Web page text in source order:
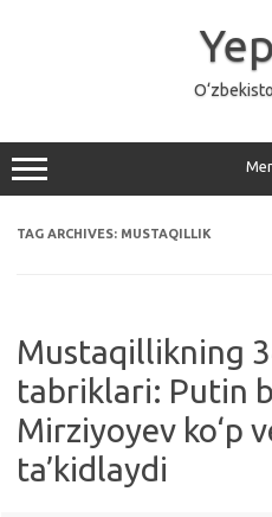
TAG ARCHIVES: MUSTAQILLIK
Mustaqillikning
tabriklari: Putin
Mirziyoyev ko‘p
ta’kidlaydi